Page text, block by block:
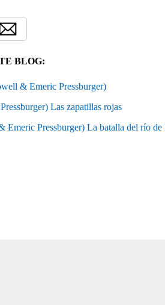
BLOG:
& Emeric Pressburger)
Las zapatillas rojas
Pressburger) La batalla del río de